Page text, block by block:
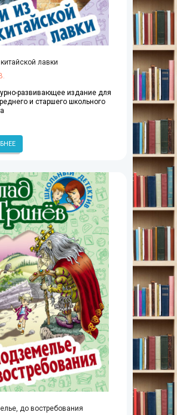
лавки
развивающее издание для
и старшего школьного
до востребования